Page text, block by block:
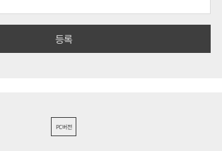
PC버전